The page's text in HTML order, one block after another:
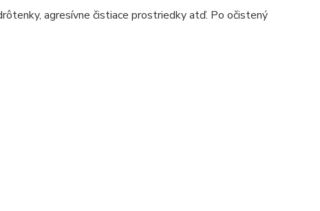
agresívne čistiace prostriedky atď. Po očistený